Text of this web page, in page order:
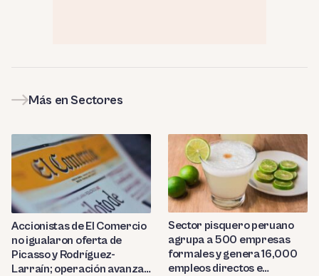
Más en Sectores
Accionistas de El Comercio
no igualaron oferta de
Picasso y Rodríguez-
Larraín; operación avanza
Sector pisquero peruano
agrupa a 500 empresas
formales y genera 16,000
empleos directos e